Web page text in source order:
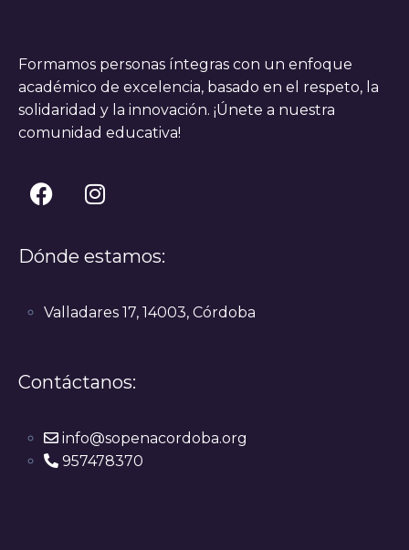
Formamos personas íntegras con un enfoque
académico de excelencia, basado en el respeto, la
solidaridad y la innovación. ¡Únete a nuestra
comunidad educativa!
Dónde estamos:
Valladares 17, 14003, Córdoba
Contáctanos:
info@sopenacordoba.org
957478370